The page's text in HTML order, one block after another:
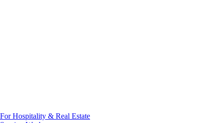
For Hospitality & Real Estate